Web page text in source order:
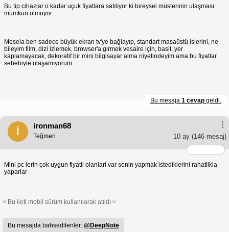
Bu tip cihazlar o kadar uçuk fiyatlara satılıyor ki bireysel müsterinin ulaşması
mümkün olmuyor.
Mesela ben sadece büyük ekran tv'ye bağlayıp, standart masaüstü islerini, ne
bileyim film, dizi izlemek, browser'a girmek vesaire için, basit, yer
kaplamayacak, dekoratif bir mini bilgisayar alma niyetindeyim ama bu fiyatlar
sebebiyle ulaşamıyorum.
Bu mesaja 1 cevap geldi.
İ
ironman68
10 ay (146 mesaj)
Teğmen
Mini pc lerin çok uygun fiyatli olanlari var senin yapmak istediklerini rahatlikla
yaparlar
< Bu ileti mobil sürüm kullanılarak atıldı >
Bu mesajda bahsedilenler: @DeepNote